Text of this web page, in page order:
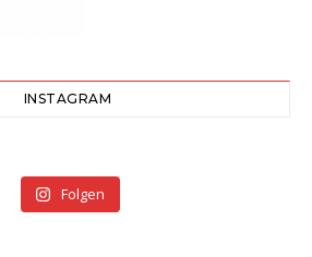
INSTAGRAM
Folgen